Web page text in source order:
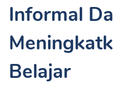
Informal
Belajar